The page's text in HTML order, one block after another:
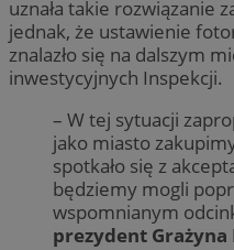
uznała takie rozwiązanie
jednak, że ustawienie
znalazło się na dalszym
inwestycyjnych Inspekcji.
– W tej sytuacji
jako miasto
spotkało się z
będziemy mogli
wspomnianym
prezydent Grażyna